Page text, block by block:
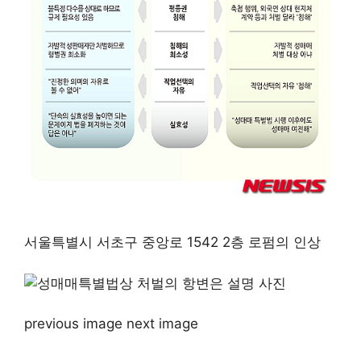
서울특별시 서초구 중앙로 1542 2층 로펌의 인상
previous image next image